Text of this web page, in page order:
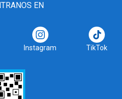
EN
Instagram TikTok